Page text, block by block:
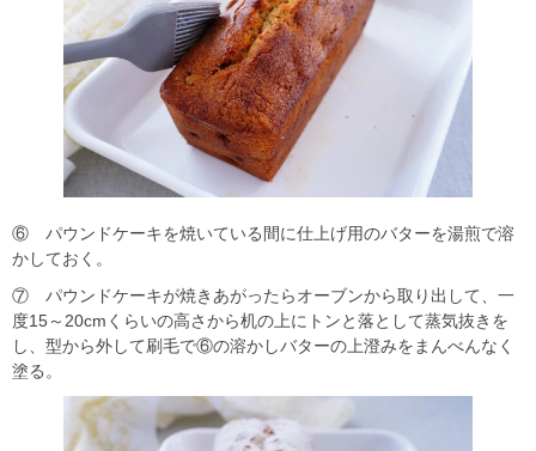
⑥ パウンドケーキを焼いている間に仕上げ用のバターを湯煎で溶
かしておく。
⑦ パウンドケーキが焼きあがったらオーブンから取り出して、一
度15～20cmくらいの高さから机の上にトンと落として蒸気抜きを
し、型から外して刷毛で⑥の溶かしバターの上澄みをまんべんなく
塗る。